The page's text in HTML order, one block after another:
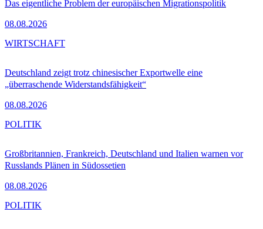
Das eigentliche Problem der europäischen Migrationspolitik
08.08.2026
Deutschland zeigt trotz chinesischer Exportwelle eine
„überraschende Widerstandsfähigkeit“
08.08.2026
WIRTSCHAFT
Großbritannien, Frankreich, Deutschland und Italien warnen vor
Russlands Plänen in Südossetien
08.08.2026
POLITIK
POLITIK